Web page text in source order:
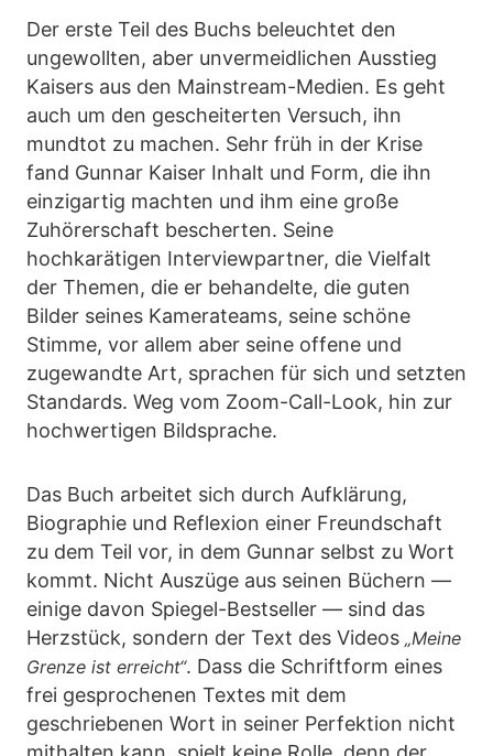
Der erste Teil des Buchs beleuchtet den
ungewollten, aber unvermeidlichen Ausstieg
Kaisers aus den Mainstream-Medien. Es geht
auch um den gescheiterten Versuch, ihn
mundtot zu machen. Sehr früh in der Krise
fand Gunnar Kaiser Inhalt und Form, die ihn
einzigartig machten und ihm eine große
Zuhörerschaft bescherten. Seine
hochkarätigen Interviewpartner, die Vielfalt
der Themen, die er behandelte, die guten
Bilder seines Kamerateams, seine schöne
Stimme, vor allem aber seine offene und
zugewandte Art, sprachen für sich und setzten
Standards. Weg vom Zoom-Call-Look, hin zur
hochwertigen Bildsprache.
Das Buch arbeitet sich durch Aufklärung,
Biographie und Reflexion einer Freundschaft
zu dem Teil vor, in dem Gunnar selbst zu Wort
kommt. Nicht Auszüge aus seinen Büchern —
einige davon Spiegel-Bestseller — sind das
Herzstück, sondern der Text des Videos „Meine
Grenze ist erreicht“. Dass die Schriftform eines
frei gesprochenen Textes mit dem
geschriebenen Wort in seiner Perfektion nicht